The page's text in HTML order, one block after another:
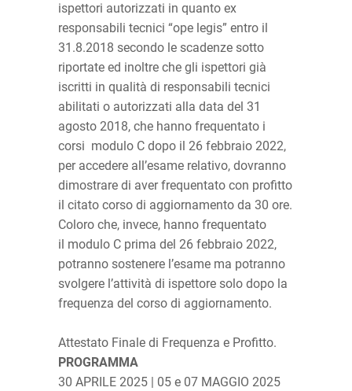
ispettori autorizzati in quanto ex
responsabili tecnici “ope legis” entro il
31.8.2018 secondo le scadenze sotto
riportate ed inoltre che gli ispettori già
iscritti in qualità di responsabili tecnici
abilitati o autorizzati alla data del 31
agosto 2018, che hanno frequentato i
corsi modulo C dopo il 26 febbraio 2022,
per accedere all’esame relativo, dovranno
dimostrare di aver frequentato con profitto
il citato corso di aggiornamento da 30 ore.
Coloro che, invece, hanno frequentato
il modulo C prima del 26 febbraio 2022,
potranno sostenere l’esame ma potranno
svolgere l’attività di ispettore solo dopo la
frequenza del corso di aggiornamento.
Attestato Finale di Frequenza e Profitto.
PROGRAMMA
30 APRILE 2025 | 05 e 07 MAGGIO 2025